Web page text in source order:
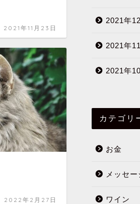
2021年11月23日
2022年2月27日
2021年
2021年
2021年
カテゴリ
お金
メッセー
ワイン